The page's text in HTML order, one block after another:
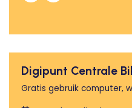
Digipunt Centrale
Gratis gebruik computer,